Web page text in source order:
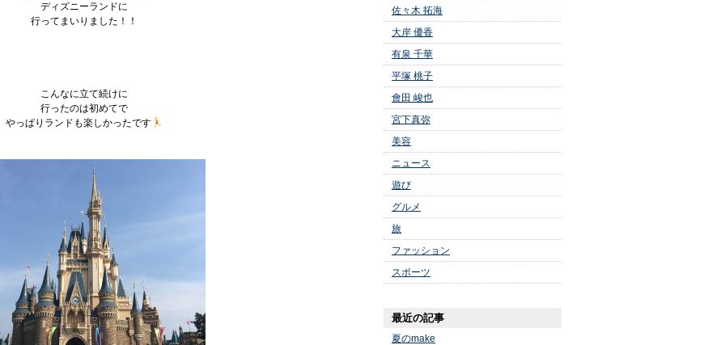
ディズニーランドに
行ってまいりました！！
こんなに立て続けに
行ったのは初めてで
やっぱりランドも楽しかったです
佐々木 拓海
大岸 優香
有泉 千華
平塚 桃子
會田 峻也
宮下真弥
美容
ニュース
遊び
グルメ
旅
ファッション
スポーツ
最近の記事
夏のmake